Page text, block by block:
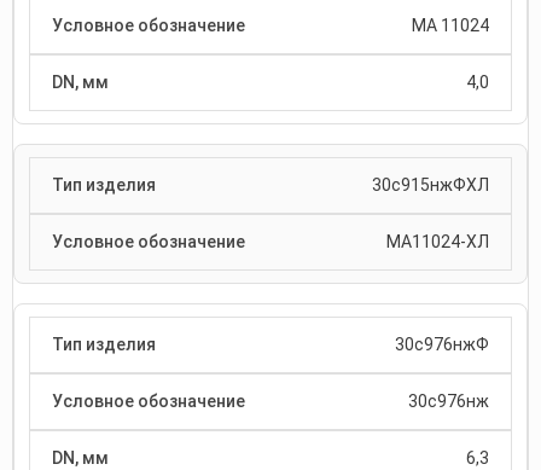
МА 11024
4,0
30с915нжФХЛ
МА11024-ХЛ
30с976нжФ
30с976нж
6,3